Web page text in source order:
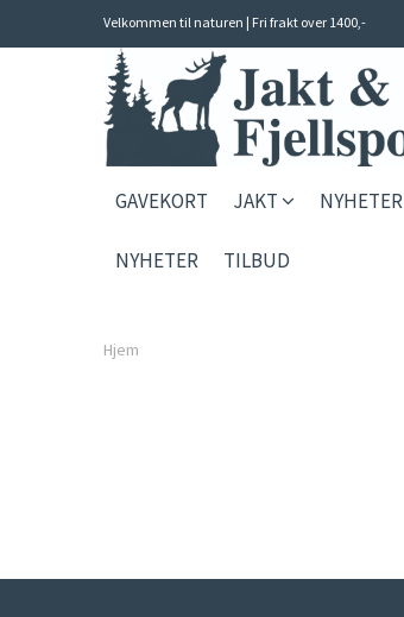
Velkommen til naturen | Fri frakt over 1400,-
GAVEKORT JAKT NYHETER
NYHETER TILBUD
Hjem